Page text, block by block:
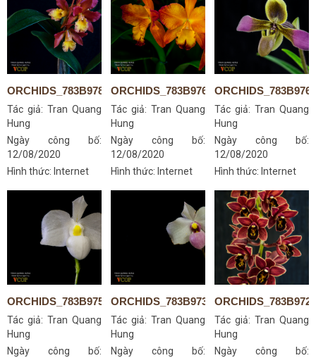
ORCHIDS_783B9789S
Tác giả:Tran Quang
Hung
Ngày công bố:
12/08/2020
Hình thức: Internet
ORCHIDS_783B9768S
Tác giả: Tran Quang
Hung
Ngày công bố:
12/08/2020
Hình thức: Internet
Tác giả: Tran Quang
Hung
Ngày công bố:
12/08/2020
Hình thức: Internet
ORCHIDS_783B9752S
Tác giả:Tran Quang
Hung
Ngày công bố:
ORCHIDS_783B9739AS
Tác giả: Tran Quang
Hung
Ngày công bố:
Tác giả: Tran Quang
Hung
Ngày công bố: